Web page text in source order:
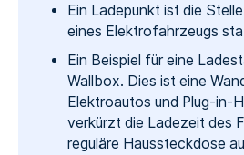
Ein Ladepunkt ist die
eines Elektrofahrzeugs
Ein Beispiel für eine
Wallbox. Dies ist eine
Elektroautos und Plug-in-
verkürzt die Ladezeit des
reguläre Haussteckdose